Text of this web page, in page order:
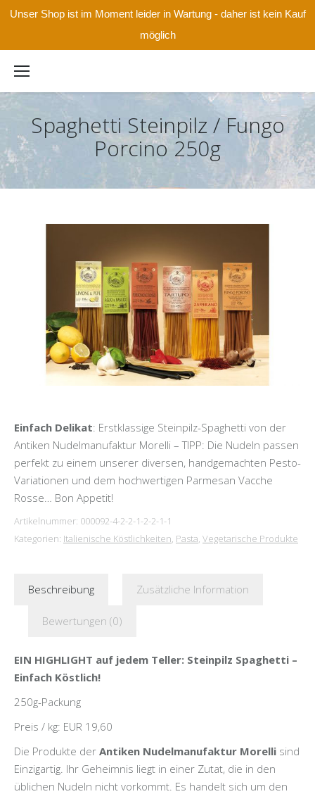
Unser Shop ist im Moment leider in Wartung - daher ist kein Kauf
möglich
Spaghetti Steinpilz / Fungo
Porcino 250g
Einfach Delikat: Erstklassige Steinpilz-Spaghetti von der
Antiken Nudelmanufaktur Morelli – TIPP: Die Nudeln passen
perfekt zu einem unserer diversen, handgemachten Pesto-
Variationen und dem hochwertigen Parmesan Vacche
Rosse… Bon Appetit!
Artikelnummer: 000092-4-2-2-1-2-2-1-1
Kategorien: Italienische Köstlichkeiten, Pasta, Vegetarische Produkte
Beschreibung Zusätzliche Information
Bewertungen (0)
EIN HIGHLIGHT auf jedem Teller: Steinpilz Spaghetti –
Einfach Köstlich!
250g-Packung
Preis / kg: EUR 19,60
Die Produkte der Antiken Nudelmanufaktur Morelli sind
Einzigartig. Ihr Geheimnis liegt in einer Zutat, die in den
üblichen Nudeln nicht vorkommt. Es handelt sich um den